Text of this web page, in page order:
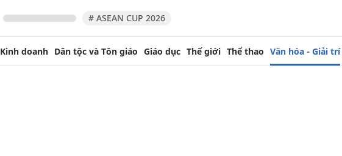
# ASEAN CUP 2026
Kinh doanh Dân tộc và Tôn giáo Giáo dục Thế giới Thể thao Văn hóa - Giải trí